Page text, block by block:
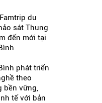
du
sát Thung
đến mới tại
phát triển
theo
bền vững,
tế với bản